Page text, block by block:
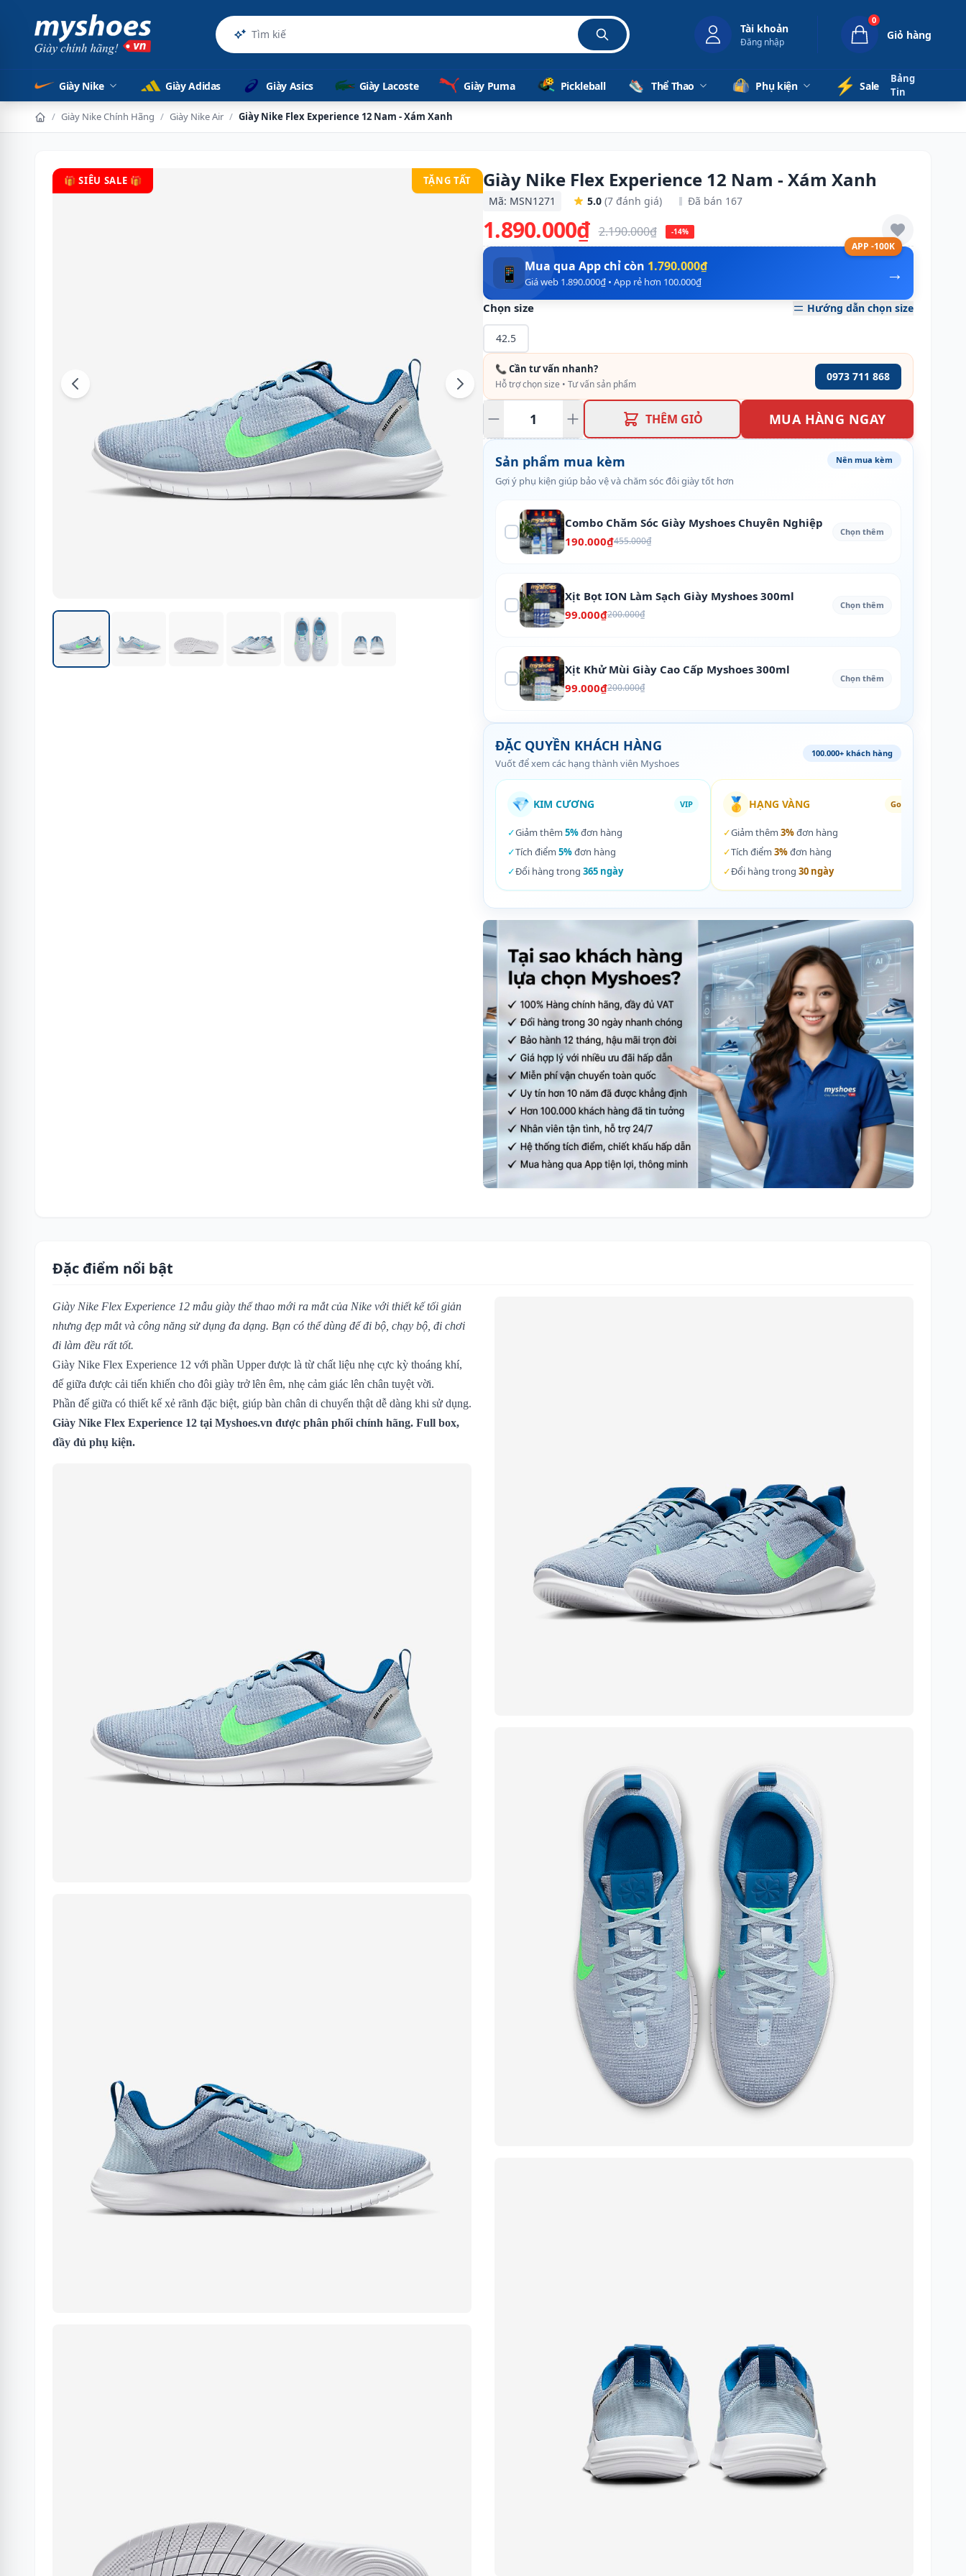
Sản phẩm Tài khoản
Đăng nhập
0
Giỏ hàng
Giày Nike Giày Adidas Giày Asics Giày Lacoste Giày Puma Pickleball Thể Thao Phụ kiện ⚡️ Sale
Bảng
Tin
/ Giày Nike Chính Hãng / Giày Nike Air / Giày Nike Flex Experience 12 Nam - Xám Xanh
🎁 SIÊU SALE 🎁 TẶNG TẤT Giày Nike Flex Experience 12 Nam - Xám Xanh
Mã: MSN1271 5.0 (7 đánh giá) Đã bán 167
1.890.000₫ 2.190.000₫ -14%
APP -100K
→
📱 Mua qua App chỉ còn 1.790.000₫
Giá web 1.890.000₫ • App rẻ hơn 100.000₫
Chọn size Hướng dẫn chọn size
42.5
📞 Cần tư vấn nhanh?
Hỗ trợ chọn size • Tư vấn sản phẩm
0973 711 868
THÊM GIỎ MUA HÀNG NGAY
Sản phẩm mua kèm
Gợi ý phụ kiện giúp bảo vệ và chăm sóc đôi giày tốt hơn
Nên mua kèm
Combo Chăm Sóc Giày Myshoes Chuyên Nghiệp
190.000₫455.000₫
Chọn thêm
Xịt Bọt ION Làm Sạch Giày Myshoes 300ml
99.000₫200.000₫
Chọn thêm
Xịt Khử Mùi Giày Cao Cấp Myshoes 300ml
99.000₫200.000₫
Chọn thêm
ĐẶC QUYỀN KHÁCH HÀNG
Vuốt để xem các hạng thành viên Myshoes
100.000+ khách hàng
💎 KIM CƯƠNG VIP
✓Giảm thêm 5%đơn hàng
✓Tích điểm 5%đơn hàng
✓Đổi hàng trong 365 ngày
🥇 HẠNG VÀNG Gold
✓Giảm thêm 3%đơn hàng
✓Tích điểm 3%đơn hàng
✓Đổi hàng trong 30 ngày
Đặc điểm nổi bật
Giày Nike Flex Experience 12 mẫu giày thể thao mới ra mắt của Nike với thiết kế tối giản
nhưng đẹp mắt và công năng sử dụng đa dạng. Bạn có thể dùng để đi bộ, chạy bộ, đi chơi
đi làm đều rất tốt.
Giày Nike Flex Experience 12 với phần Upper được là từ chất liệu nhẹ cực kỳ thoáng khí,
đế giữa được cải tiến khiến cho đôi giày trở lên êm, nhẹ cảm giác lên chân tuyệt vời.
Phần đế giữa có thiết kế xẻ rãnh đặc biệt, giúp bàn chân di chuyển thật dễ dàng khi sử dụng.
Giày Nike Flex Experience 12 tại Myshoes.vn được phân phối chính hãng. Full box,
đầy đủ phụ kiện.